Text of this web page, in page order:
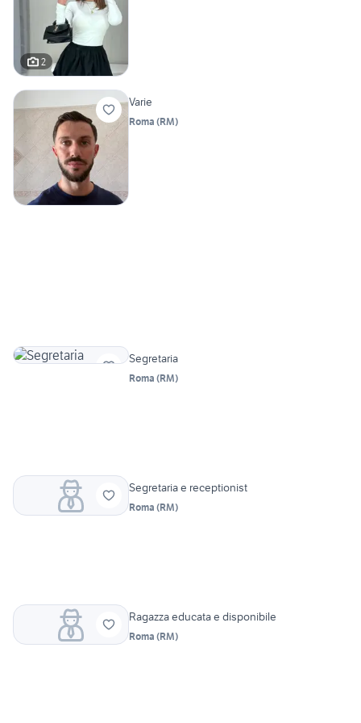
2
Varie
Roma (RM)
Segretaria
Roma (RM)
Segretaria e receptionist
Roma (RM)
Ragazza educata e disponibile
Roma (RM)